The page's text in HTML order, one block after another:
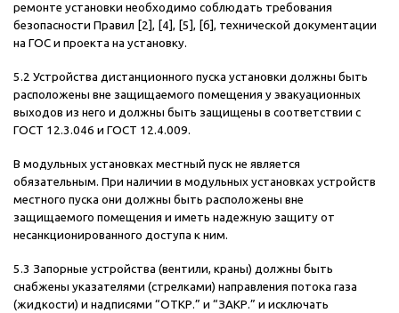
ремонте установки необходимо соблюдать требования
безопасности Правил [2], [4], [5], [б], технической документации
на ГОС и проекта на установку.
5.2 Устройства дистанционного пуска установки должны быть
расположены вне защищаемого помещения у эвакуационных
выходов из него и должны быть защищены в соответствии с
ГОСТ 12.3.046 и ГОСТ 12.4.009.
В модульных установках местный пуск не является
обязательным. При наличии в модульных установках устройств
местного пуска они должны быть расположены вне
защищаемого помещения и иметь надежную защиту от
несанкционированного доступа к ним.
5.3 Запорные устройства (вентили, краны) должны быть
снабжены указателями (стрелками) направления потока газа
(жидкости) и надписями “ОТКР.” и “ЗАКР.” и исключать